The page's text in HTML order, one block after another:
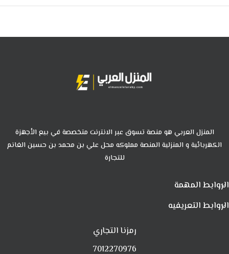
المنزل العربي هو منصة تسوق عبر الانترنت متخصصة في بيع الأجهزة
الكهربائية و المنزلية المنصة مملوكه محل علي بن محمد بن حسين الغانم
للتجارة
الروابط المهمة
الروابط التعريفيه
رمزنا التجاري
7012270976